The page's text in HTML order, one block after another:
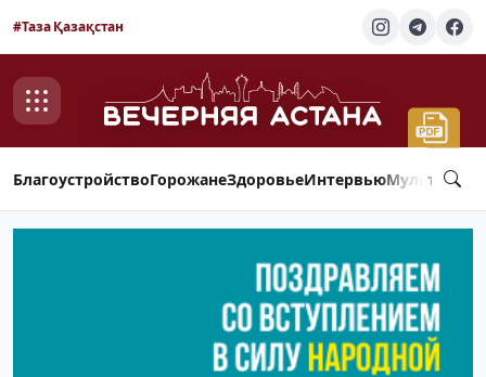
#Таза Қазақстан
БлагоустройствоГорожанеЗдоровьеИнтервью